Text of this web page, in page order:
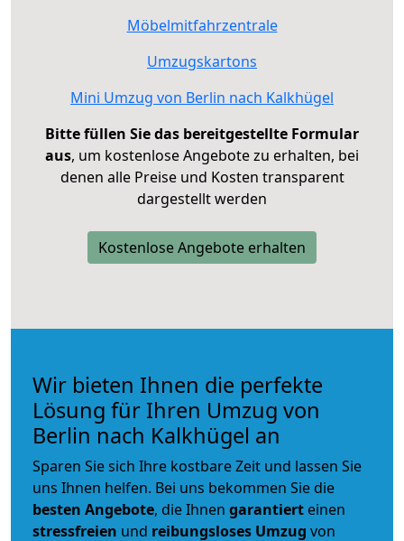
Möbelmitfahrzentrale
Umzugskartons
Mini Umzug von Berlin nach Kalkhügel
Bitte füllen Sie das bereitgestellte Formular
aus, um kostenlose Angebote zu erhalten, bei
denen alle Preise und Kosten transparent
dargestellt werden
Kostenlose Angebote erhalten
Wir bieten Ihnen die perfekte
Lösung für Ihren Umzug von
Berlin nach Kalkhügel an
Sparen Sie sich Ihre kostbare Zeit und lassen Sie
uns Ihnen helfen. Bei uns bekommen Sie die
besten Angebote, die Ihnen garantiert einen
stressfreien und reibungsloses Umzug von